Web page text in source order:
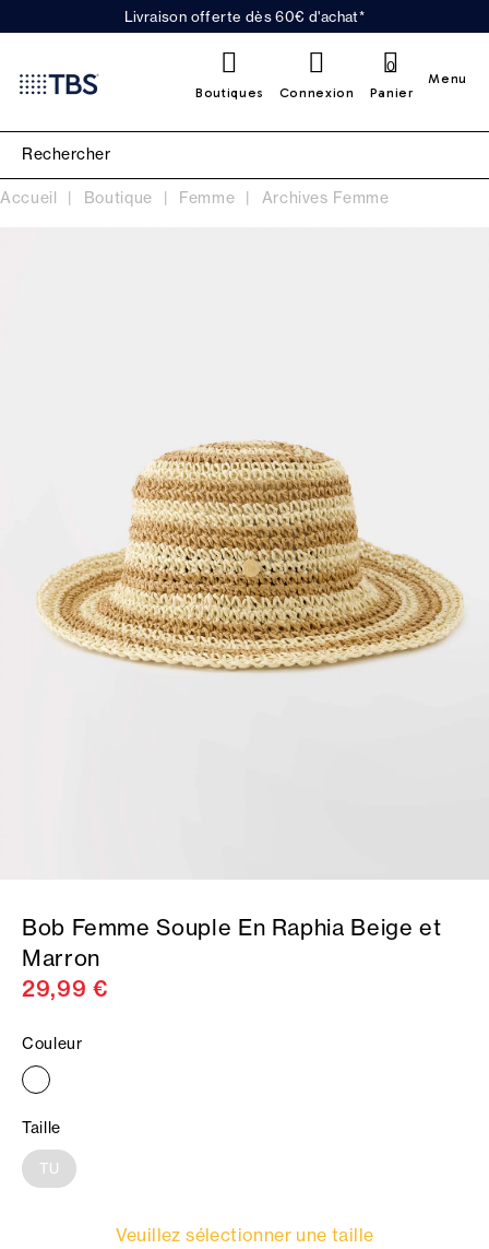
Livraison offerte dès 60€ d'achat*
Boutiques Connexion Panier
0
Menu
Accueil Boutique Femme Archives Femme
Bob Femme Souple En Raphia Beige et
Marron
29,99 €
Couleur
Taille
TU
Veuillez sélectionner une taille